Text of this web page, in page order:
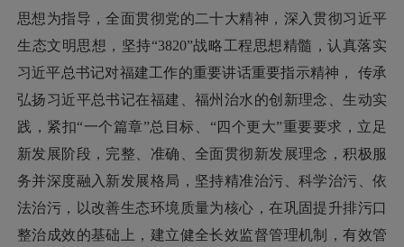
思想为指导，全面贯彻党的二十大精神，深入贯彻习近平
生态文明思想，坚持“3820”战略工程思想精髓，认真落实
习近平总书记对福建工作的重要讲话重要指示精神， 传承
弘扬习近平总书记在福建、福州治水的创新理念、生动实
践，紧扣“一个篇章”总目标、“四个更大”重要要求，立足
新发展阶段，完整、准确、全面贯彻新发展理念，积极服
务并深度融入新发展格局，坚持精准治污、科学治污、依
法治污，以改善生态环境质量为核心，在巩固提升排污口
整治成效的基础上，建立健全长效监督管理机制，有效管